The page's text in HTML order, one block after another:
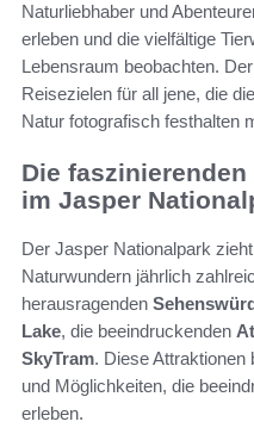
Naturliebhaber und
erleben und die vielfältige
Lebensraum beobachten.
Reisezielen für all jene, die
Natur fotografisch festhalten
Die
im Jasper
Der Jasper Nationalpark
Naturwundern jährlich
herausragenden
Lake, die beeindruckenden
SkyTram. Diese Attraktionen
und Möglichkeiten, die
erleben.